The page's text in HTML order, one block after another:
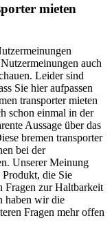
mieten
auch
Leider sind
Sie hier aufpassen
transporter mieten
schon einmal in der
Aussage über das
bremen transporter
bei der
Unserer Meinung
Produkt, die Sie
Fragen zur Haltbarkeit
haben wir die
Fragen mehr offen